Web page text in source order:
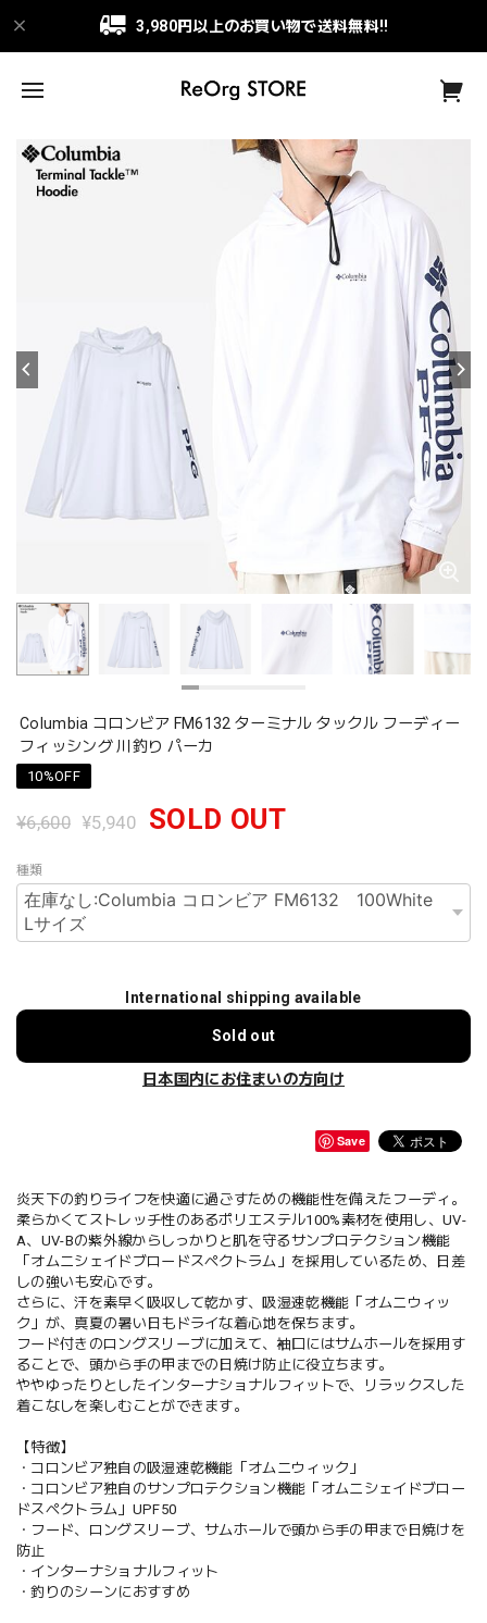
3,980円以上のお買い物で送料無料!!
Columbia コロンビア FM6132 ターミナル タックル フーディー
フィッシング 川釣り パーカ
10%OFF
¥6,600 ¥5,940 SOLD OUT
種類
International shipping available
Sold out
日本国内にお住まいの方向け
Save
炎天下の釣りライフを快適に過ごすための機能性を備えたフーディ。
柔らかくてストレッチ性のあるポリエステル100%素材を使用し、UV-
A、UV-Bの紫外線からしっかりと肌を守るサンプロテクション機能
「オムニシェイドブロードスペクトラム」を採用しているため、日差
しの強いも安心です。
さらに、汗を素早く吸収して乾かす、吸湿速乾機能「オムニウィッ
ク」が、真夏の暑い日もドライな着心地を保ちます。
フード付きのロングスリーブに加えて、袖口にはサムホールを採用す
ることで、頭から手の甲までの日焼け防止に役立ちます。
ややゆったりとしたインターナショナルフィットで、リラックスした
着こなしを楽しむことができます。
【特徴】
・コロンビア独自の吸湿速乾機能「オムニウィック」
・コロンビア独自のサンプロテクション機能「オムニシェイドブロー
ドスペクトラム」UPF50
・フード、ロングスリーブ、サムホールで頭から手の甲まで日焼けを
防止
・インターナショナルフィット
・釣りのシーンにおすすめ